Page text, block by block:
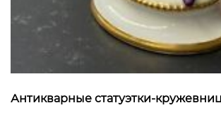
Антикварные статуэтки-